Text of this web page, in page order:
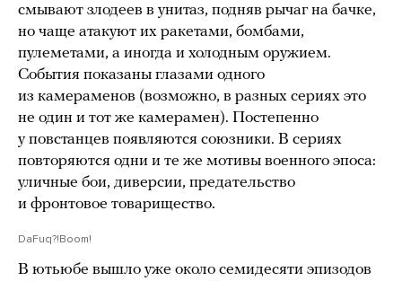
смывают злодеев в унитаз, подняв рычаг на бачке,
но чаще атакуют их ракетами, бомбами,
пулеметами, а иногда и холодным оружием.
События показаны глазами одного
из камераменов (возможно, в разных сериях это
не один и тот же камерамен). Постепенно
у повстанцев появляются союзники. В сериях
повторяются одни и те же мотивы военного эпоса:
уличные бои, диверсии, предательство
и фронтовое товарищество.
DaFuq?!Boom!
В ютьюбе вышло уже около семидесяти эпизодов